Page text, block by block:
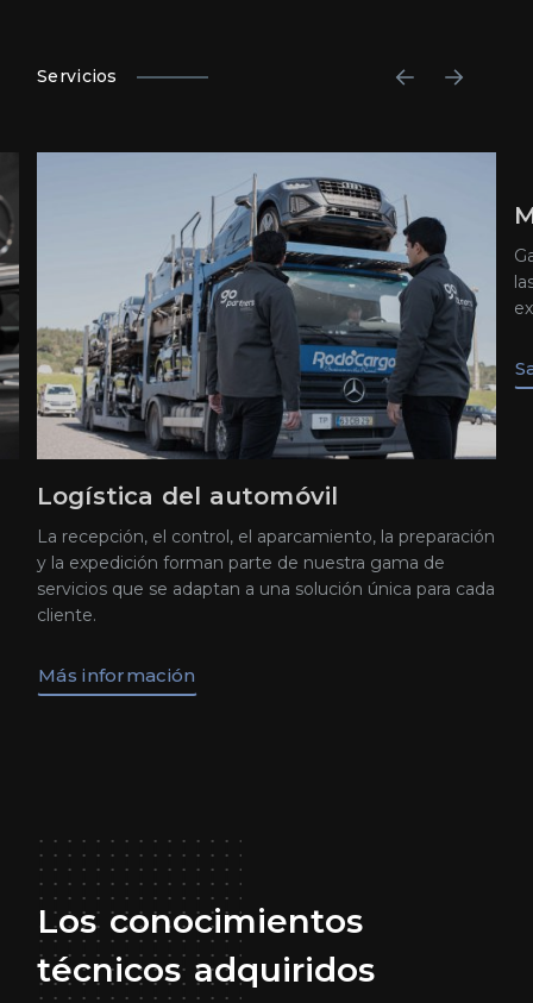
Servicios
Logística del automóvil
La recepción, el control, el aparcamiento, la preparación
y la expedición forman parte de nuestra gama de
servicios que se adaptan a una solución única para cada
cliente.
Más información
Los conocimientos
técnicos adquiridos